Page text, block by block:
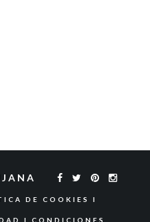
DE COOKIES I
ICONDICIONES